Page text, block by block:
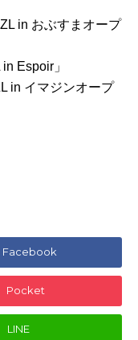
in おぶすまオープ
Espoir」
in イマジンオープ
Facebook
Pocket
LINE